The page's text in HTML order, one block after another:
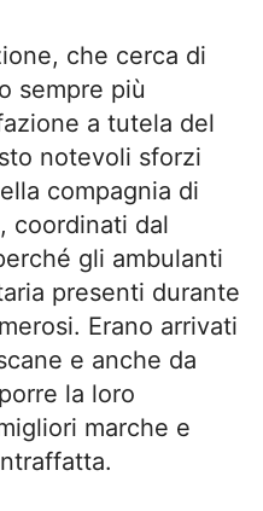
che cerca di
sempre più
a tutela del
notevoli sforzi
compagnia di
coordinati dal
gli ambulanti
presenti durante
Erano arrivati
e anche da
la loro
marche e